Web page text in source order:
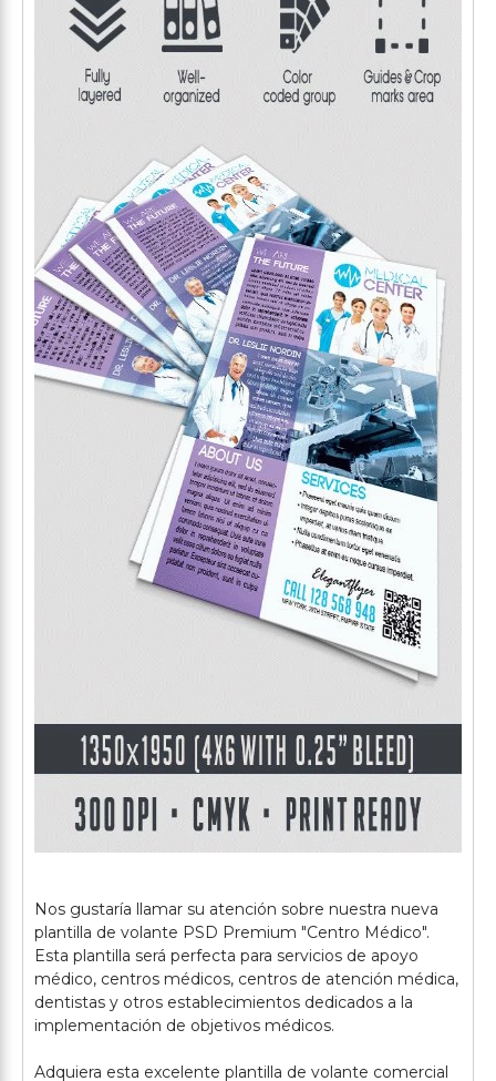
Nos gustaría llamar su atención sobre nuestra nueva
plantilla de volante PSD Premium "Centro Médico".
Esta plantilla será perfecta para servicios de apoyo
médico, centros médicos, centros de atención médica,
dentistas y otros establecimientos dedicados a la
implementación de objetivos médicos.
Adquiera esta excelente plantilla de volante comercial